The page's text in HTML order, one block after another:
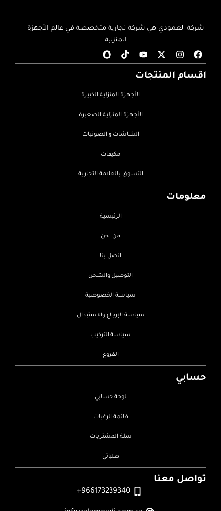
شركة العمودي هي شركة تجارية متخصصة في عالم الأجهزة
المنزلية
اقسام المنتجات
الأجهزة المنزلية الكبيرة
الأجهزة المنزلية الصغيرة
الشاشات و الصوتيات
مكيفات
التسوق بالعلامة التجارية
معلومات
الرئيسية
من نحن
اتصل بنا
التوصيل والشحن
سياسة الخصوصية
سياسة الإرجاع والاستبدال
سياسة التركيب
الفروع
حسابي
لوحة حسابي
قائمة الرغبات
سلة المشتريات
طلباتي
تواصل معنا
966173239340+